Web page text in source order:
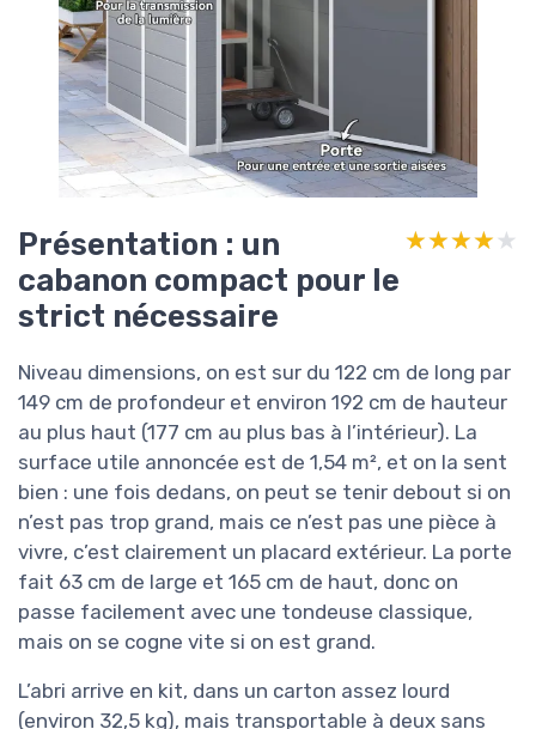
Présentation : un
cabanon compact pour le
strict nécessaire
★★★★★
★★★★★
Niveau dimensions, on est sur du 122 cm de long par
149 cm de profondeur et environ 192 cm de hauteur
au plus haut (177 cm au plus bas à l’intérieur). La
surface utile annoncée est de 1,54 m², et on la sent
bien : une fois dedans, on peut se tenir debout si on
n’est pas trop grand, mais ce n’est pas une pièce à
vivre, c’est clairement un placard extérieur. La porte
fait 63 cm de large et 165 cm de haut, donc on
passe facilement avec une tondeuse classique,
mais on se cogne vite si on est grand.
L’abri arrive en kit, dans un carton assez lourd
(environ 32,5 kg), mais transportable à deux sans